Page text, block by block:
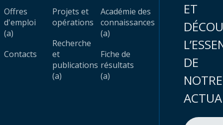
Offres
d'emploi
(a)
Contacts
Projets et
opérations
Recherche
et
publications
(a)
Académie des
connaissances
(a)
Fiche de
résultats
(a)
ET
DE
NOTRE